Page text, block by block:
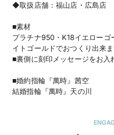
◆取扱店舗：福山店・広島店
■素材
プラチナ950・K18イエローゴ
イトゴールドでおつくり出来ま
■裏側に刻印メッセージをお入
■婚約指輪『萬時』茜空
結婚指輪『萬時』天の川